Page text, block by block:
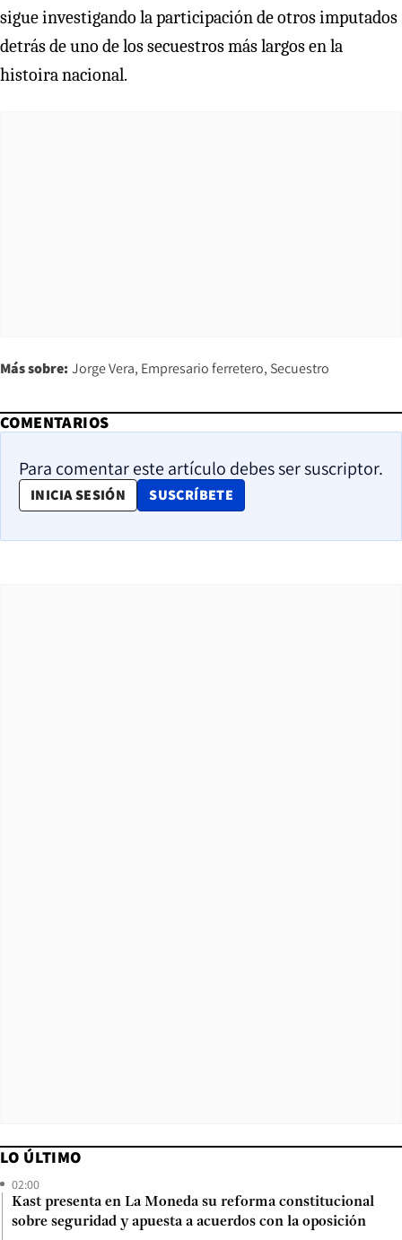
sigue investigando la participación de otros imputados
detrás de uno de los secuestros más largos en la
histoira nacional.
Más sobre: Jorge Vera Empresario ferretero Secuestro
COMENTARIOS
Para comentar este artículo debes ser suscriptor.
INICIA SESIÓN SUSCRÍBETE
OPENS IN NEW WINDOW
LO ÚLTIMO
02:00
Kast presenta en La Moneda su reforma constitucional
sobre seguridad y apuesta a acuerdos con la oposición